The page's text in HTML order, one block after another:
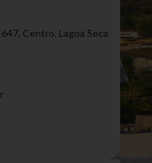
Centro, Lagoa Seca